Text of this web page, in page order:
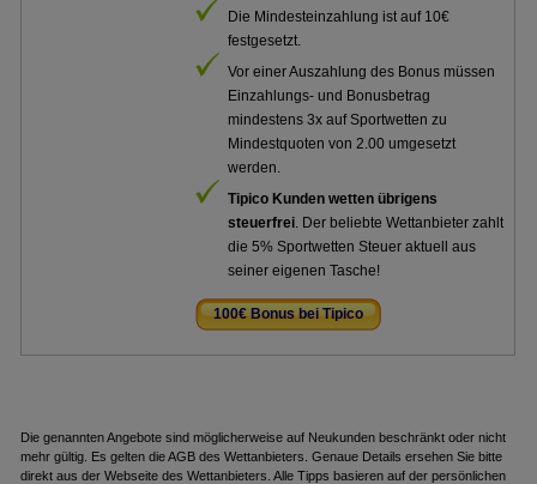
Die Mindesteinzahlung ist auf 10€
festgesetzt.
Vor einer Auszahlung des Bonus müssen
Einzahlungs- und Bonusbetrag
mindestens 3x auf Sportwetten zu
Mindestquoten von 2.00 umgesetzt
werden.
Tipico Kunden wetten übrigens
steuerfrei. Der beliebte Wettanbieter zahlt
die 5% Sportwetten Steuer aktuell aus
seiner eigenen Tasche!
100€ Bonus bei Tipico
Die genannten Angebote sind möglicherweise auf Neukunden beschränkt oder nicht
mehr gültig. Es gelten die AGB des Wettanbieters. Genaue Details ersehen Sie bitte
direkt aus der Webseite des Wettanbieters. Alle Tipps basieren auf der persönlichen